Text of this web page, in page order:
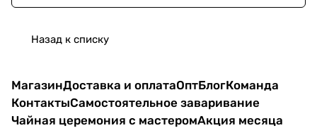
Назад к списку
МагазинДоставка и оплатаОптБлогКоманда
КонтактыСамостоятельное заваривание
Чайная церемония с мастеромАкция месяца